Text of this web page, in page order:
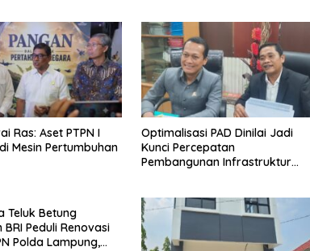
Ras: Aset PTPN I
Mesin Pertumbuhan
Optimalisasi PAD Dinilai Jadi
Kunci Percepatan
Pembangunan Infrastruktur
Teluk Betung
BRI Peduli Renovasi
Polda Lampung,